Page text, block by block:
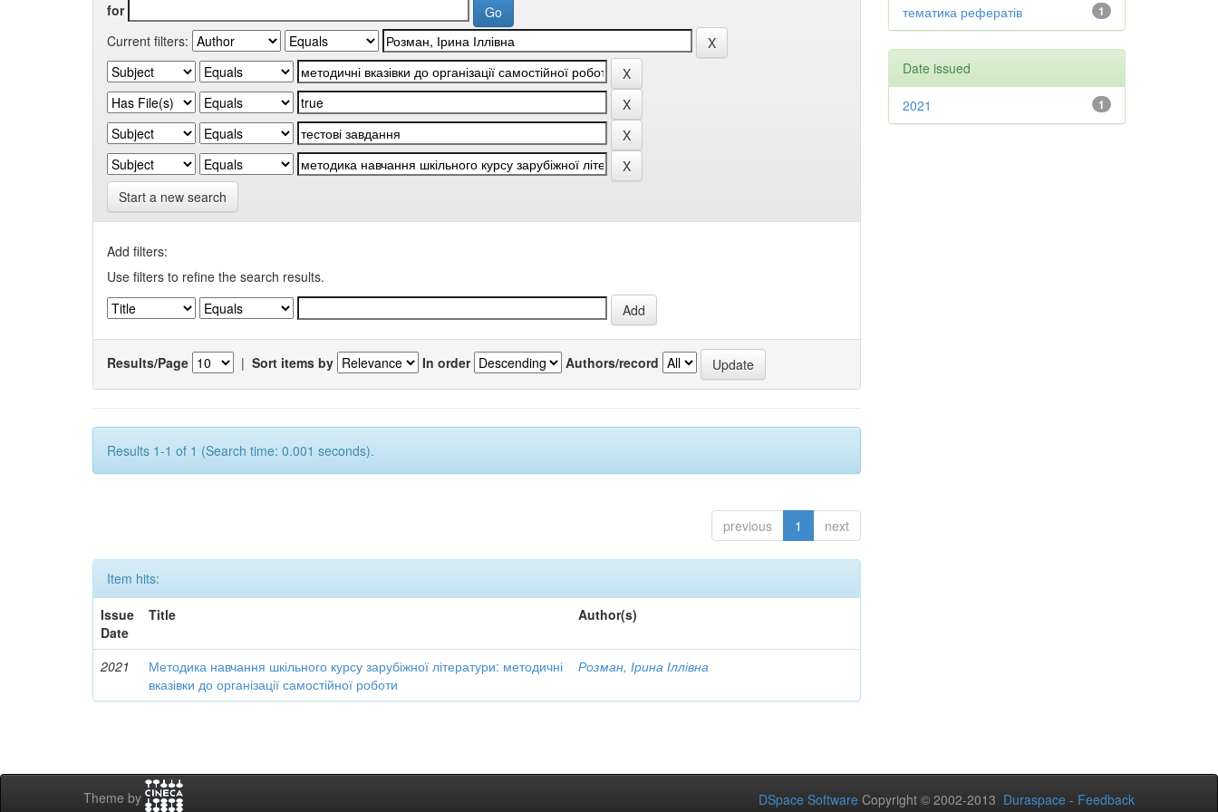
for
Current filters:
Start a new search
Add filters:
Use filters to refine the search results.
Results/Page | Sort items by In order Authors/record
Results 1-1 of 1 (Search time: 0.001 seconds).
previous 1 next
Item hits:
Issue
Date
Title Author(s)
2021
Методика навчання шкільного курсу зарубіжної літератури: методичні
вказівки до організації самостійної роботи
Розман, Ірина Іллівна
1
тематика рефератів
Date issued
1
2021
Theme by DSpace Software Copyright © 2002-2013 Duraspace - Feedback